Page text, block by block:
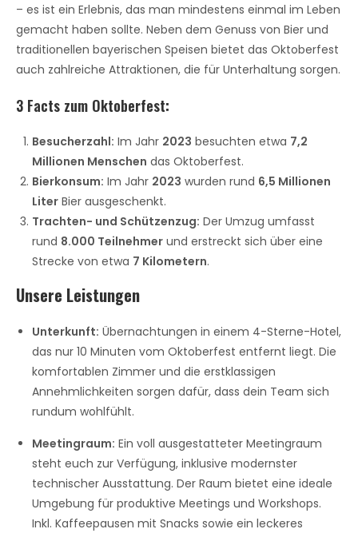
– es ist ein Erlebnis, das man mindestens einmal im Leben
gemacht haben sollte. Neben dem Genuss von Bier und
traditionellen bayerischen Speisen bietet das Oktoberfest
auch zahlreiche Attraktionen, die für Unterhaltung sorgen.
3 Facts zum Oktoberfest:
Besucherzahl: Im Jahr 2023 besuchten etwa 7,2
Millionen Menschen das Oktoberfest.
Bierkonsum: Im Jahr 2023 wurden rund 6,5 Millionen
Liter Bier ausgeschenkt.
Trachten- und Schützenzug: Der Umzug umfasst
rund 8.000 Teilnehmer und erstreckt sich über eine
Strecke von etwa 7 Kilometern.
Unsere Leistungen
Unterkunft: Übernachtungen in einem 4-Sterne-Hotel,
das nur 10 Minuten vom Oktoberfest entfernt liegt. Die
komfortablen Zimmer und die erstklassigen
Annehmlichkeiten sorgen dafür, dass dein Team sich
rundum wohlfühlt.
Meetingraum: Ein voll ausgestatteter Meetingraum
steht euch zur Verfügung, inklusive modernster
technischer Ausstattung. Der Raum bietet eine ideale
Umgebung für produktive Meetings und Workshops.
Inkl. Kaffeepausen mit Snacks sowie ein leckeres